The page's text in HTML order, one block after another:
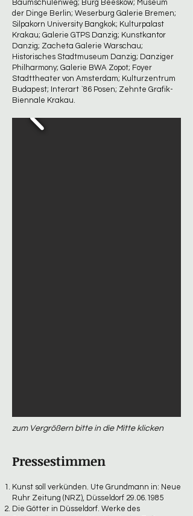
Baumschulenweg; Burg Beeskow; Museum
der Dinge Berlin; Weserburg Galerie Bremen;
Silpakorn University Bangkok; Kulturpalast
Krakau; Galerie GTPS Danzig; Kunstkantor
Danzig; Zacheta Galerie Warschau;
Historisches Stadtmuseum Danzig; Danziger
Philharmony; Galerie BWA Zopot; Foyer
Stadttheater von Amsterdam; Kulturzentrum
Budapest; Interart `86 Posen; Zehnte Grafik-
Biennale Krakau.
zum Vergrößern bitte in die Mitte klicken
Pressestimmen
Kunst soll verkünden. Ute Grundmann in: Neue
Ruhr Zeitung (NRZ), Düsseldorf 29.06.1985
Die Götter in Düsseldorf. Werke des